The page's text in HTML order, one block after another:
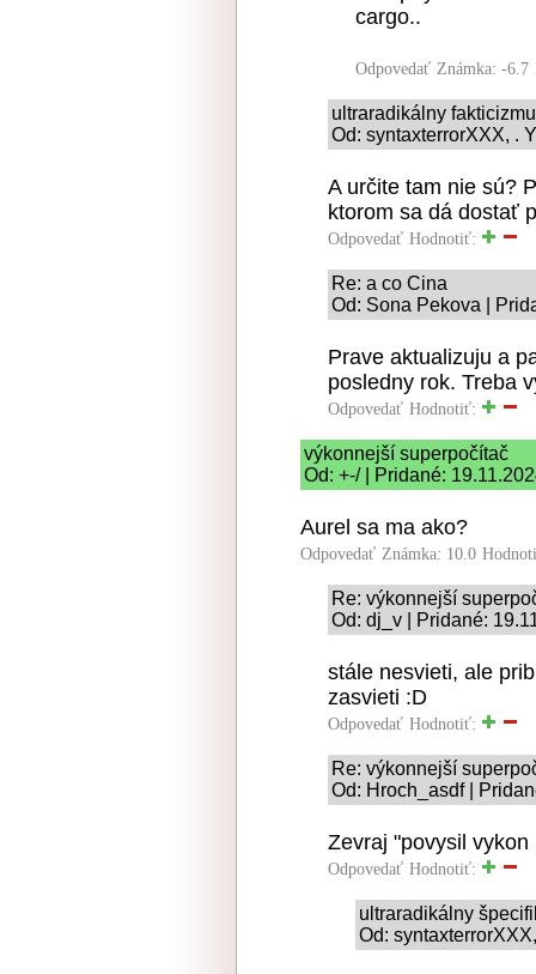
cargo..
Odpovedať Známka: -6.7
ultraradikálny
Od: syntaxterrorXXX, .
A určite tam nie sú?
ktorom sa dá dostať
Odpovedať Hodnotiť:
Re: a co Cina
Od: Sona Pekova |
Prave aktualizuju a
posledny rok. Treba
Odpovedať Hodnotiť:
výkonnejší superpočítač
Od: +-/ | Pridané:
Aurel sa ma ako?
Odpovedať Známka: 10.0
Re: výkonnejší
Od: dj_v | Pridané:
stále nesvieti, ale
zasvieti :D
Odpovedať Hodnotiť:
Re: výkonnejší
Od: Hroch_asdf |
Zevraj "povysil
Odpovedať Hodnotiť:
ultraradikálny
Od: